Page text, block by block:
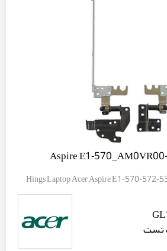
Hings Laptop Acer Aspire E1-570-